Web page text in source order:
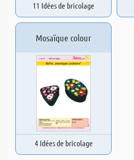
11 Idées de bricolage
Mosaïque colour
4 Idées de bricolage